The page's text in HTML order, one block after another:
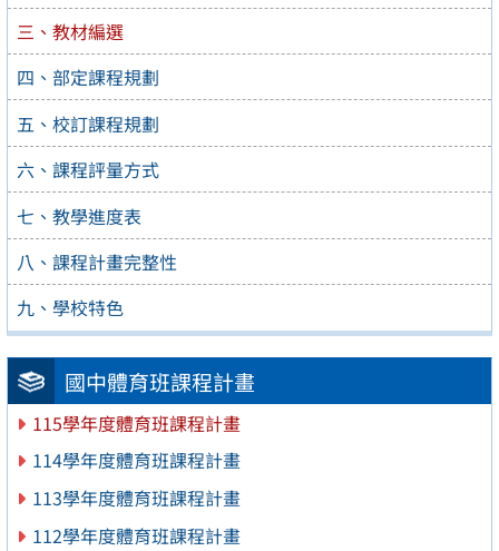
三、教材編選
四、部定課程規劃
五、校訂課程規劃
六、課程評量方式
七、教學進度表
八、課程計畫完整性
九、學校特色
國中體育班課程計畫
115學年度體育班課程計畫
114學年度體育班課程計畫
113學年度體育班課程計畫
112學年度體育班課程計畫